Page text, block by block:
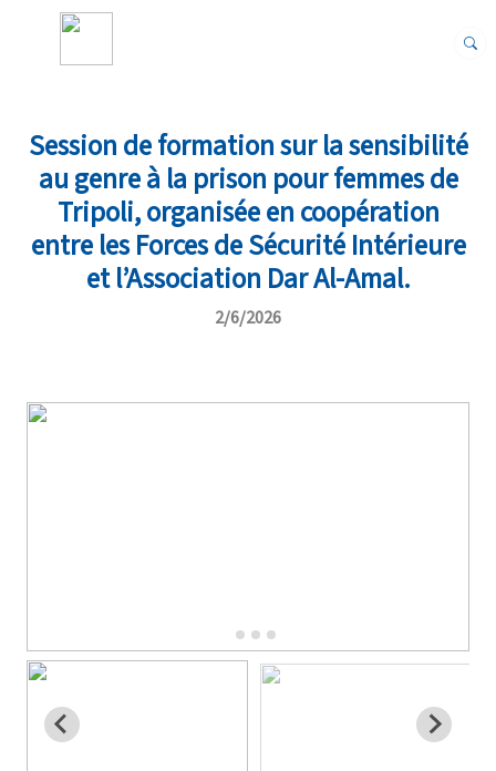
Session de formation sur la sensibilité
au genre à la prison pour femmes de
Tripoli, organisée en coopération
entre les Forces de Sécurité Intérieure
et l’Association Dar Al-Amal.
2/6/2026